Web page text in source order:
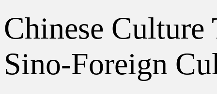
Chinese
Sino-Foreign